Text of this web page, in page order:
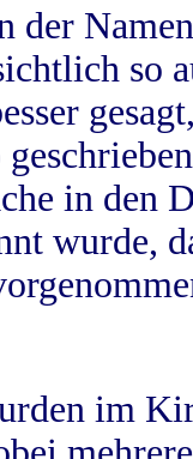
der
so
in
wurde,
im